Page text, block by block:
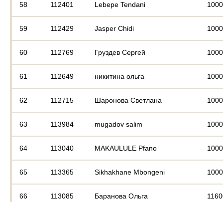
58 112401 Lebepe Tendani
59 112429 Jasper Chidi
60 112769 Груздев Сергей
61 112649 никитина ольга
62 112715 Шаронова Светлана
63 113984 mugadov salim
64 113040 MAKAULULE Pfano
65 113365 Sikhakhane Mbongeni
66 113085 Баранова Ольга